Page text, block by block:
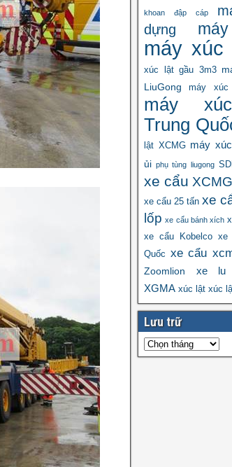
khoan đập cáp
dựng
máy xúc
xúc lật gầu 3m3
LiuGong
máy xúc
máy
Trung
lật XCMG máy
ủi phụ tùng liugong
xe cẩu XCMG
xe cẩu 25 tấn xe
lốp xe cẩu bánh xích
xe cẩu Kobelco xe
Quốc xe cẩu
Zoomlion
xe lu
XGMA xúc lật xúc
Lưu trữ